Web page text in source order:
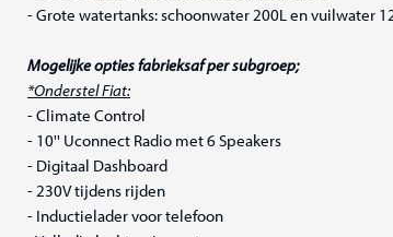
- Grote watertanks: schoonwater 200L en vuilwater
Mogelijke opties fabrieksaf per subgroep;
*Onderstel Fiat:
- Climate Control
- 10'' Uconnect Radio met 6 Speakers
- Digitaal Dashboard
- 230V tijdens rijden
- Inductielader voor telefoon